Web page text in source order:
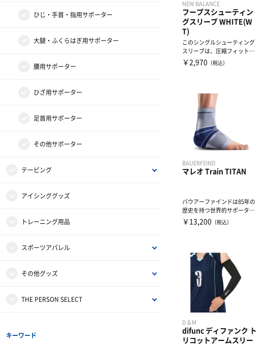
NEW BALANCE
フープスシューティン
グスリーブ WHITE(W
T)
このシングルシューティング
スリーブは、圧縮フィットと
吸湿発散技術を採用し、快適
￥2,970 （税込）
BAUERFEIND
マレオ Train TITAN
バウアーファインドは85年の
歴史を持つ世界的サポーター
コンプレッションソックス
￥13,200 （税込）
D＆M
difunc ディファンク ト
リコットアームスリー
レディスインナー
ビタミン・ミネラル
ドリンク
補給食
プロテイン
その他サプリメント
グッズ・アクセサリー
ひじ・手首・指用サポーター
大腿・ふくらはぎ用サポーター
腰用サポーター
ひざ用サポーター
足首用サポーター
その他サポーター
テーピング
非伸縮テープ
伸縮テープ
アンダーラップ
その他テーピンググッズ
アイシンググッズ
トレーニング用品
スポーツアパレル
半袖シャツ
長袖シャツ
その他グッズ
サンダル
THE PERSON SELECT
キーワード